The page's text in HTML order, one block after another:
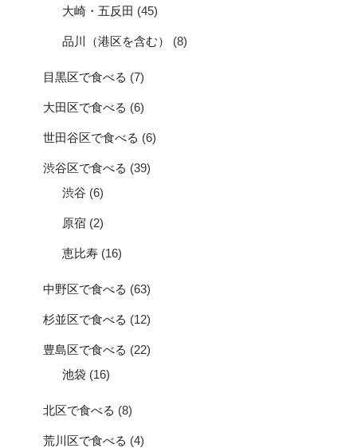
大崎・五反田 (45)
品川（港区を含む） (8)
目黒区で食べる (7)
大田区で食べる (6)
世田谷区で食べる (6)
渋谷区で食べる (39)
渋谷 (6)
原宿 (2)
恵比寿 (16)
中野区で食べる (63)
杉並区で食べる (12)
豊島区で食べる (22)
池袋 (16)
北区で食べる (8)
荒川区で食べる (4)